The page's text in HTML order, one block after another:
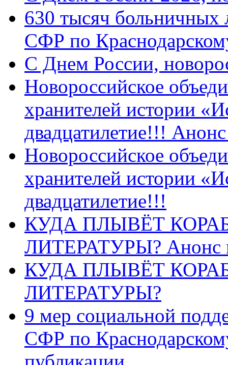
630 тысяч больничных
СФР по
C Днем России,
Новороссийское
хранителей истории
двадцатилетие!!!
Новороссийское
хранителей истории
двадцатилетие!!!
КУДА ПЛЫВЁТ
ЛИТЕРАТУРЫ? Анонс
КУДА ПЛЫВЁТ
ЛИТЕРАТУРЫ?
9 мер социальной
СФР по